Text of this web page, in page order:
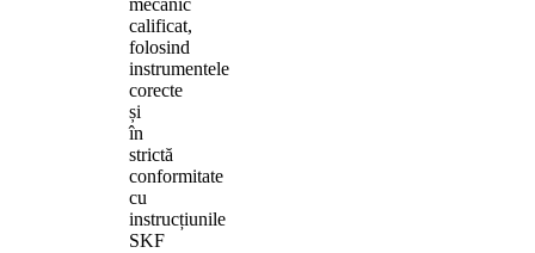
calificat,
folosind
instrumentele
corecte
și
în
strictă
conformitate
cu
instrucțiunile
SKF